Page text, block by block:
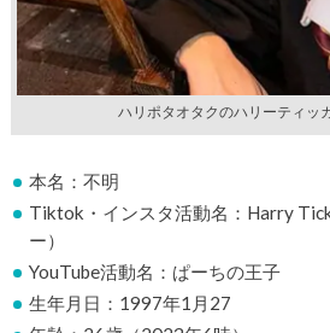
ハリポタオタクのハリーティッ
本名：不明
Tiktok・インスタ活動名：Harry
ー）
YouTube活動名：ぱーちの王子
生年月日：1997年1月27